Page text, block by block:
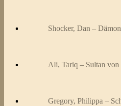
Shocker, Dan –
Ali, Tariq – Sultan von
Gregory, Philippa –